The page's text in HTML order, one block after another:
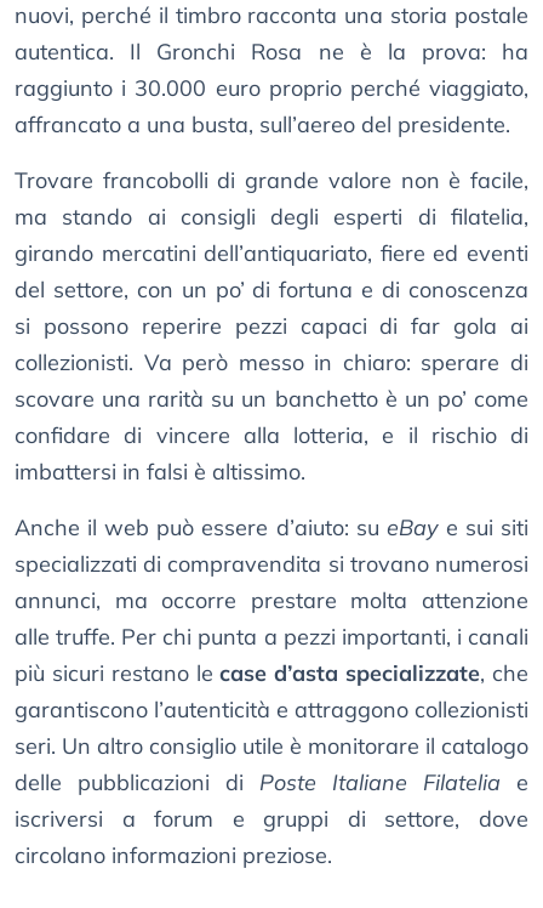
nuovi, perché il timbro racconta una storia postale
autentica. Il Gronchi Rosa ne è la prova: ha
raggiunto i 30.000 euro proprio perché viaggiato,
affrancato a una busta, sull’aereo del presidente.
Trovare francobolli di grande valore non è facile,
ma stando ai consigli degli esperti di filatelia,
girando mercatini dell’antiquariato, fiere ed eventi
del settore, con un po’ di fortuna e di conoscenza
si possono reperire pezzi capaci di far gola ai
collezionisti. Va però messo in chiaro: sperare di
scovare una rarità su un banchetto è un po’ come
confidare di vincere alla lotteria, e il rischio di
imbattersi in falsi è altissimo.
Anche il web può essere d’aiuto: su eBaye sui siti
specializzati di compravendita si trovano numerosi
annunci, ma occorre prestare molta attenzione
alle truffe. Per chi punta a pezzi importanti, i canali
più sicuri restano lecase d’asta specializzate, che
garantiscono l’autenticità e attraggono collezionisti
seri. Un altro consiglio utile è monitorare il catalogo
delle pubblicazioni di Poste Italiane Filatelia e
iscriversi a forum e gruppi di settore, dove
circolano informazioni preziose.